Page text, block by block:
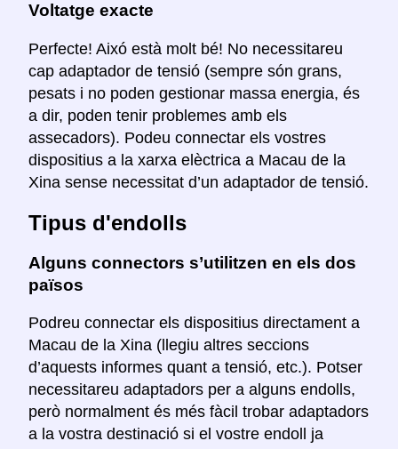
Voltatge exacte
Perfecte! Aixó està molt bé! No necessitareu
cap adaptador de tensió (sempre són grans,
pesats i no poden gestionar massa energia, és
a dir, poden tenir problemes amb els
assecadors). Podeu connectar els vostres
dispositius a la xarxa elèctrica a Macau de la
Xina sense necessitat d’un adaptador de tensió.
Tipus d'endolls
Alguns connectors s’utilitzen en els dos
països
Podreu connectar els dispositius directament a
Macau de la Xina (llegiu altres seccions
d’aquests informes quant a tensió, etc.). Potser
necessitareu adaptadors per a alguns endolls,
però normalment és més fàcil trobar adaptadors
a la vostra destinació si el vostre endoll ja